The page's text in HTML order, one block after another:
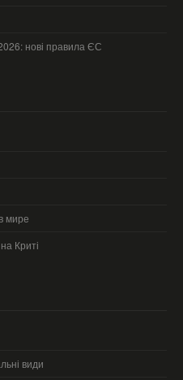
нові правила ЄС
мире
Криті
види